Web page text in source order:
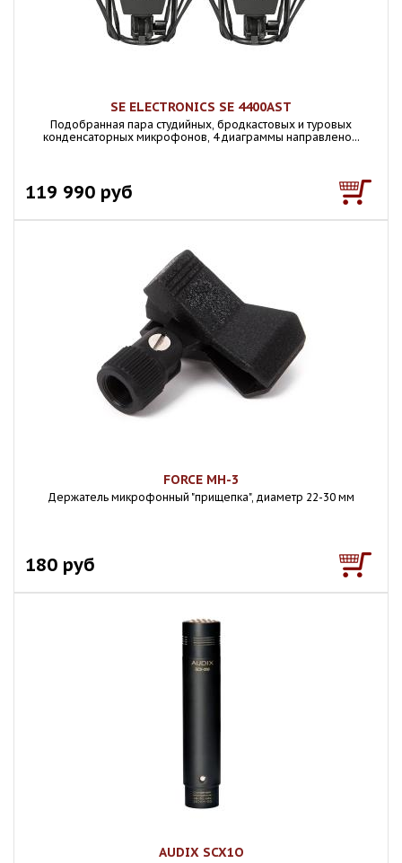
SE ELECTRONICS SE 4400AST
Подобранная пара студийных, бродкастовых и туровых
конденсаторных микрофонов, 4 диаграммы направлено...
119 990 руб
FORCE MH-3
Держатель микрофонный "прищепка", диаметр 22-30 мм
180 руб
AUDIX SCX1O